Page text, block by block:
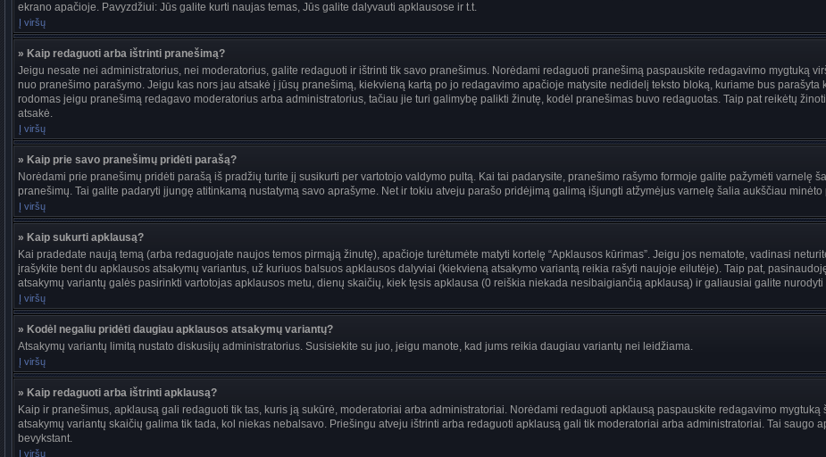
ekrano apačioje. Pavyzdžiui: Jūs galite kurti naujas temas, Jūs galite dalyvauti apklausose ir t.t.
Į viršų
» Kaip redaguoti arba ištrinti pranešimą?
Jeigu nesate nei administratorius, nei moderatorius, galite redaguoti ir ištrinti tik savo pranešimus. Norėdami redaguoti pranešimą paspauskite redagavimo mygtuką
nuo pranešimo parašymo. Jeigu kas nors jau atsakė į jūsų pranešimą, kiekvieną kartą po jo redagavimo apačioje matysite nedidelį teksto bloką, kuriame bus
rodomas jeigu pranešimą redagavo moderatorius arba administratorius, tačiau jie turi galimybę palikti žinutę, kodėl pranešimas buvo redaguotas. Taip pat reikėtų
atsakė.
Į viršų
» Kaip prie savo pranešimų pridėti parašą?
Norėdami prie pranešimų pridėti parašą iš pradžių turite jį susikurti per vartotojo valdymo pultą. Kai tai padarysite, pranešimo rašymo formoje galite pažymėti varnelę
pranešimų. Tai galite padaryti įjungę atitinkamą nustatymą savo aprašyme. Net ir tokiu atveju parašo pridėjimą galimą išjungti atžymėjus varnelę šalia aukščiau
Į viršų
» Kaip sukurti apklausą?
Kai pradedate naują temą (arba redaguojate naujos temos pirmąją žinutę), apačioje turėtumėte matyti kortelę “Apklausos kūrimas”. Jeigu jos nematote, vadinasi
įrašykite bent du apklausos atsakymų variantus, už kuriuos balsuos apklausos dalyviai (kiekvieną atsakymo variantą reikia rašyti naujoje eilutėje). Taip pat,
atsakymų variantų galės pasirinkti vartotojas apklausos metu, dienų skaičių, kiek tęsis apklausa (0 reiškia niekada nesibaigiančią apklausą) ir galiausiai galite
Į viršų
» Kodėl negaliu pridėti daugiau apklausos atsakymų variantų?
Atsakymų variantų limitą nustato diskusijų administratorius. Susisiekite su juo, jeigu manote, kad jums reikia daugiau variantų nei leidžiama.
Į viršų
» Kaip redaguoti arba ištrinti apklausą?
Kaip ir pranešimus, apklausą gali redaguoti tik tas, kuris ją sukūrė, moderatoriai arba administratoriai. Norėdami redaguoti apklausą paspauskite redagavimo
atsakymų variantų skaičių galima tik tada, kol niekas nebalsavo. Priešingu atveju ištrinti arba redaguoti apklausą gali tik moderatoriai arba administratoriai. Tai saugo
bevykstant.
Į viršų